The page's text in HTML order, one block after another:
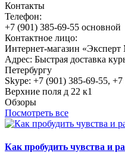
Контакты
Телефон:
+7 (901) 385-69-55 основной
Контактное лицо:
Интернет-магазин
Адрес: Быстрая доставка
Петербургу
Skype: +7 (901) 385-69-55,
Верхние поля д 22 к1
Обзоры
Посмотреть все
Как пробудить чувства и